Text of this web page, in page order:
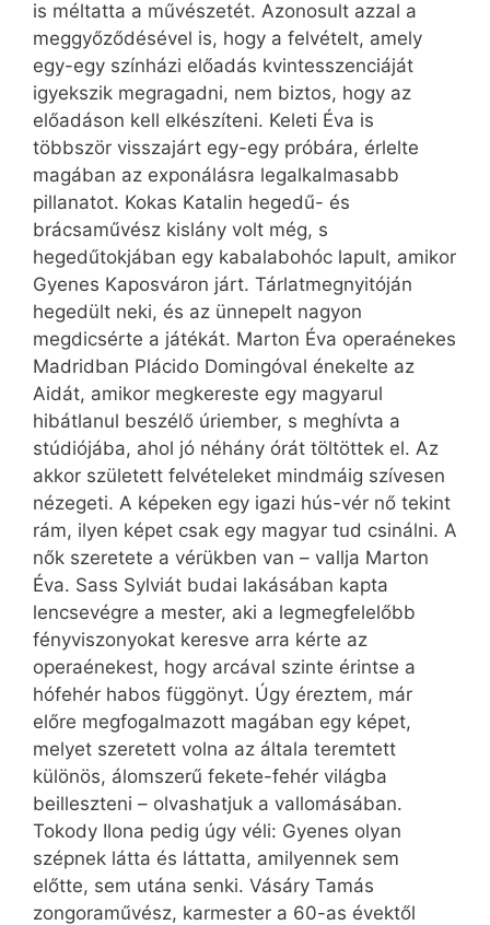
is méltatta a művészetét. Azonosult azzal a
meggyőződésével is, hogy a felvételt, amely
egy-egy színházi előadás kvintesszenciáját
igyekszik megragadni, nem biztos, hogy az
előadáson kell elkészíteni. Keleti Éva is
többször visszajárt egy-egy próbára, érlelte
magában az exponálásra legalkalmasabb
pillanatot. Kokas Katalin hegedű- és
brácsaművész kislány volt még, s
hegedűtokjában egy kabalabohóc lapult, amikor
Gyenes Kaposváron járt. Tárlatmegnyitóján
hegedült neki, és az ünnepelt nagyon
megdicsérte a játékát. Marton Éva operaénekes
Madridban Plácido Domingóval énekelte az
Aidát, amikor megkereste egy magyarul
hibátlanul beszélő úriember, s meghívta a
stúdiójába, ahol jó néhány órát töltöttek el. Az
akkor született felvételeket mindmáig szívesen
nézegeti. A képeken egy igazi hús-vér nő tekint
rám, ilyen képet csak egy magyar tud csinálni. A
nők szeretete a vérükben van – vallja Marton
Éva. Sass Sylviát budai lakásában kapta
lencsevégre a mester, aki a legmegfelelőbb
fényviszonyokat keresve arra kérte az
operaénekest, hogy arcával szinte érintse a
hófehér habos függönyt. Úgy éreztem, már
előre megfogalmazott magában egy képet,
melyet szeretett volna az általa teremtett
különös, álomszerű fekete-fehér világba
beilleszteni – olvashatjuk a vallomásában.
Tokody Ilona pedig úgy véli: Gyenes olyan
szépnek látta és láttatta, amilyennek sem
előtte, sem utána senki. Vásáry Tamás
zongoraművész, karmester a 60-as évektől